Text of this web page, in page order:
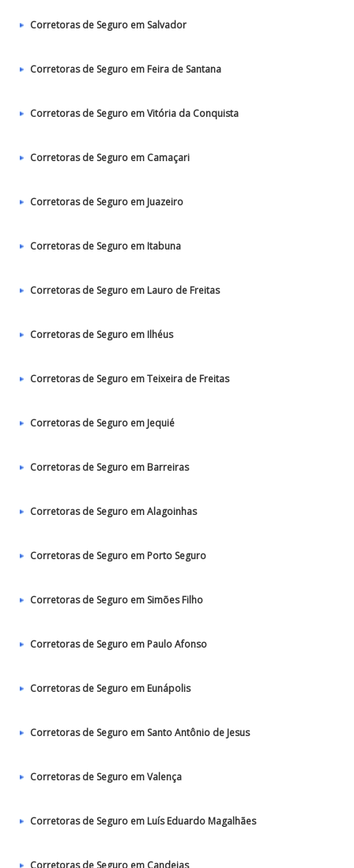
Corretoras de Seguro em Salvador
Corretoras de Seguro em Feira de Santana
Corretoras de Seguro em Vitória da Conquista
Corretoras de Seguro em Camaçari
Corretoras de Seguro em Juazeiro
Corretoras de Seguro em Itabuna
Corretoras de Seguro em Lauro de Freitas
Corretoras de Seguro em Ilhéus
Corretoras de Seguro em Teixeira de Freitas
Corretoras de Seguro em Jequié
Corretoras de Seguro em Barreiras
Corretoras de Seguro em Alagoinhas
Corretoras de Seguro em Porto Seguro
Corretoras de Seguro em Simões Filho
Corretoras de Seguro em Paulo Afonso
Corretoras de Seguro em Eunápolis
Corretoras de Seguro em Santo Antônio de Jesus
Corretoras de Seguro em Valença
Corretoras de Seguro em Luís Eduardo Magalhães
Corretoras de Seguro em Candeias